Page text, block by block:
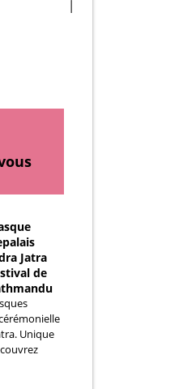
Jatra
de
Unique